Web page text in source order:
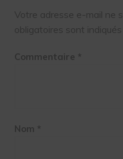
Votre adresse e-mail ne
obligatoires sont
Commentaire *
Nom *